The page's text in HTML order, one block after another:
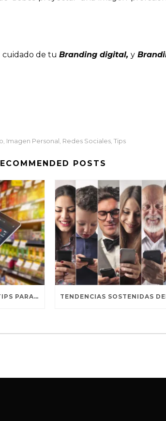
cuidado de tu Branding digital, y
, Imagen Personal, Redes Sociales, Tips
POSTS
BRILLA EN RETAIL: 4 TIPS PARA DOMINAR REDES SOCIALES